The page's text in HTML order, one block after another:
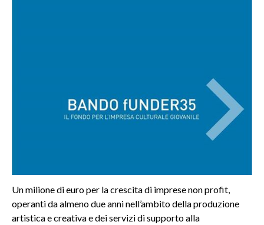
Un milione di euro per la crescita di imprese non profit,
operanti da almeno due anni nell’ambito della produzione
artistica e creativa e dei servizi di supporto alla